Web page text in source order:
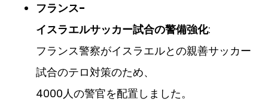
フランス-
イスラエルサッカー試合の警備強化:
フランス警察がイスラエルとの親善サッカー
試合のテロ対策のため、
4000人の警官を配置しました。